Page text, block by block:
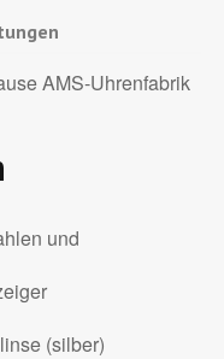
AMS-Uhrenfabrik
und
(silber)